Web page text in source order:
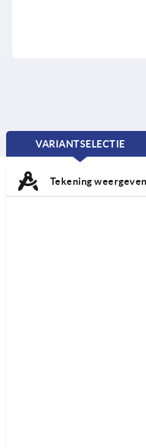
VARIANTSELECTIE
CURRENT
Tekening